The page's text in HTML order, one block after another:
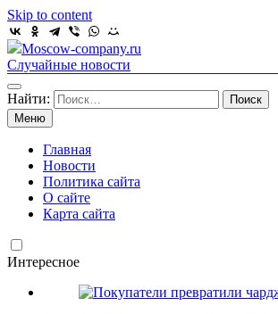
Skip to content
Moscow-company.ru
Случайные новости
Найти:
Меню
Главная
Новости
Политика сайта
О сайте
Карта сайта
Интересное